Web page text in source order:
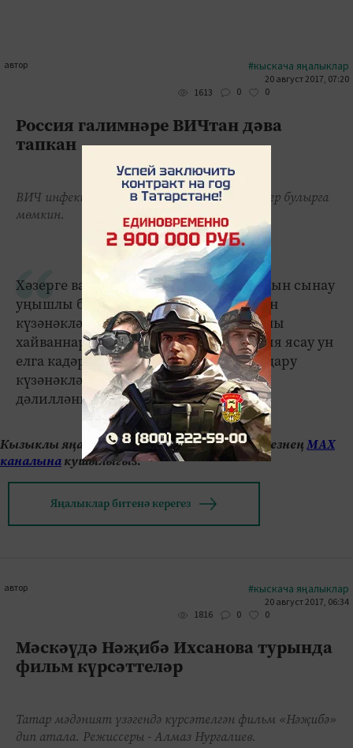
автор #кыскача яңалыклар
20 август 2017, 07:20
1613
0 0
Россия галимнәре ВИЧтан дәва
тапкан
ВИЧ инфекциясенә каршы дару 5-10 елдан әзер булырга
мөмкин.
Хәзерге вакытта «Динавир» препаратын сынау
уңышлы бара. Ул кешенең зарарланган
күзәнәкләренә тәэсир итә. Препаратны
хайваннарда сынап карау, регистрация ясау ун
елга кадәр сузылырга мөмкин. Әлеге дару
күзәнәкләргә зарар китерми икәне дә
дәлилләнгән инде.
Кызыклы яңалыкларны күзәтеп бару өчен безнеңМАХ
каналынакушылыгыз.
Яңалыклар битенә керегез
автор #кыскача яңалыклар
20 август 2017, 06:34
1816
0 0
Мәскәүдә Нәҗибә Ихсанова турында
фильм күрсәттеләр
Татар мәдәният үзәгендә күрсәтелгән фильм «Нәҗибә»
дип атала. Режиссеры - Алмаз Нургалиев.